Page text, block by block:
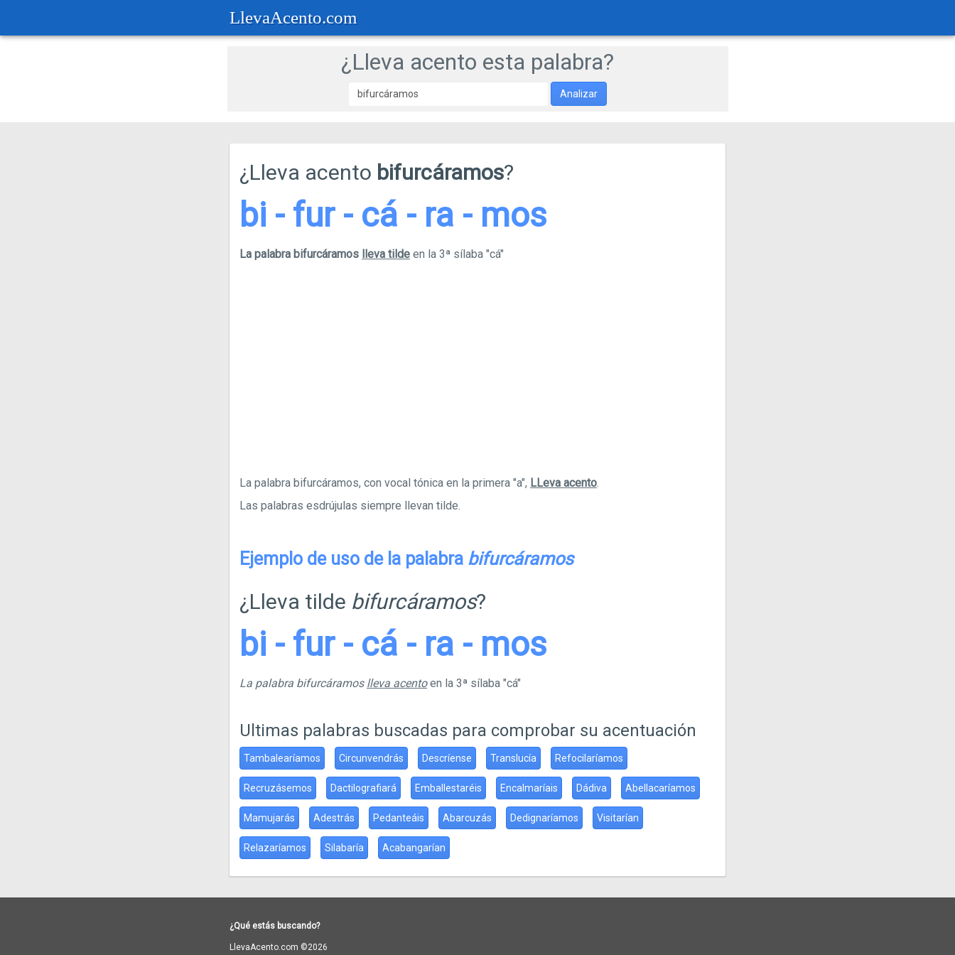
LlevaAcento.com
¿Lleva acento esta palabra?
Analizar
¿Lleva acento bifurcáramos?
bi - fur - cá - ra - mos
La palabra bifurcáramos lleva tilde en la 3ª sílaba "cá"
La palabra bifurcáramos, con vocal tónica en la primera "a", LLeva acento.
Las palabras esdrújulas siempre llevan tilde.
Ejemplo de uso de la palabra bifurcáramos
¿Lleva tilde bifurcáramos?
bi - fur - cá - ra - mos
La palabra bifurcáramos lleva acentoen la 3ª sílaba "cá"
Ultimas palabras buscadas para comprobar su acentuación
Tambalearíamos Circunvendrás Descríense Translucía Refocilaríamos
Recruzásemos Dactilografiará Emballestaréis Encalmaríais Dádiva Abellacaríamos
Mamujarás Adestrás Pedanteáis Abarcuzás Dedignaríamos Visitarían
Relazaríamos Silabaría Acabangarían
¿Qué estás buscando?
LlevaAcento.com ©2026